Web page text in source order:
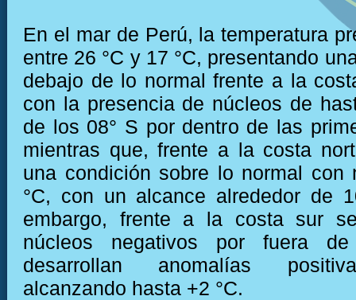
En el mar de Perú, la temperatura
entre 26 °C y 17 °C, presentando
debajo de lo normal frente a la
con la presencia de núcleos de
de los 08° S por dentro de las
mientras que, frente a la costa
una condición sobre lo normal con
°C, con un alcance alrededor de
embargo, frente a la costa sur
núcleos negativos por fuera
desarrollan anomalías
alcanzando hasta +2 °C.